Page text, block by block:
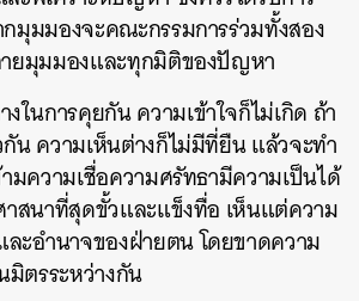
มุมมองจะคณะกรรมการร่วมทั้งสอง
ยมุมมองและทุกมิติของปัญหา
งในการคุยกัน ความเข้าใจก็ไม่เกิด ถ้า
น ความเห็นต่างก็ไม่มีที่ยืน แล้วจะทำ
มความเชื่อความศรัทธามีความเป็นได้
าสนาที่สุดขั้วและแข็งทื่อ เห็นแต่ความ
ะอำนาจของฝ่ายตน โดยขาดความ
มิตรระหว่างกัน